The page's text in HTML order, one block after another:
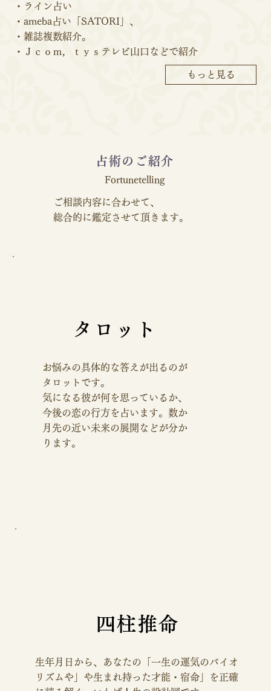
・ライン占い
​・ameba占い「SATORI」、
・雑誌複数紹介。
​・Ｊｃｏｍ，ｔｙｓテレビ山口などで紹介
もっと見る
占術のご紹介
Fortunetelling
ご相談内容に合わせて、
総合的に鑑定させて頂きます。
四柱推命
​生年月日から、あなたの「一生の運気のバイオ
リズムや」や生まれ持った才能・宿命」を正確
タロット
お悩みの具体的な答えが出るのが
タロットです。
気になる彼が何を思っているか、
今後の恋の行方を占います。数か
月先の近い未来の展開などが分か
ります。